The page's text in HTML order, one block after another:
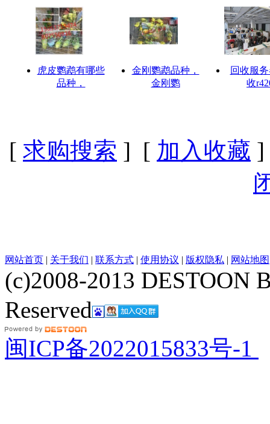
虎皮鹦鹉有哪些
品种，
金刚鹦鹉品种，
金刚鹦
回收服
收
[ 求购搜索 ] [ 加入收藏
网站首页 | 关于我们 | 联系方式 | 使用协议 | 版权隐私 | 网站地图
(c)2008-2013 DESTOON
Reserved
闽ICP备2022015833号-1